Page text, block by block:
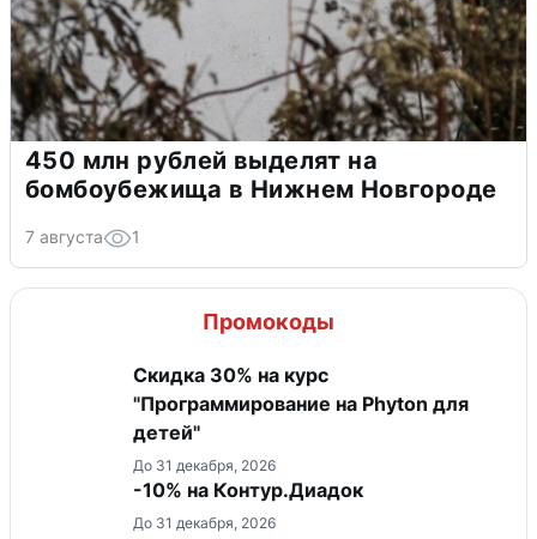
450 млн рублей выделят на
бомбоубежища в Нижнем Новгороде
7 августа 1
Промокоды
Скидка 30% на курс
"Программирование на Phyton для
детей"
До 31 декабря, 2026
-10% на Контур.Диадок
До 31 декабря, 2026